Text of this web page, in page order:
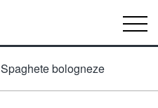
Spaghete bologneze